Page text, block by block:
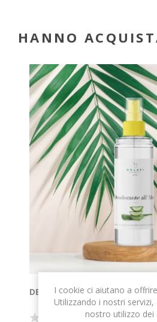
HANNO
DEODORANTE ALL'ALOE
I cookie ci aiutano a
Utilizzando i nostri
nostro utilizzo dei